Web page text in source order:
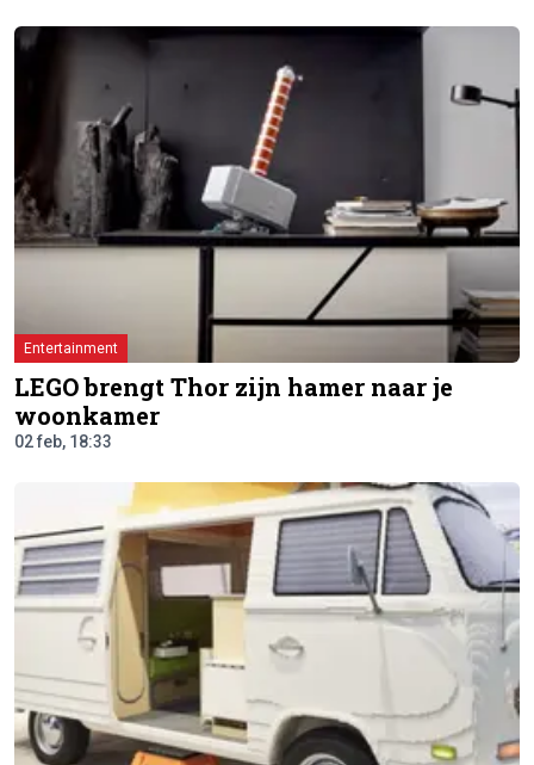
Entertainment
LEGO brengt Thor zijn hamer naar je
woonkamer
02 feb, 18:33